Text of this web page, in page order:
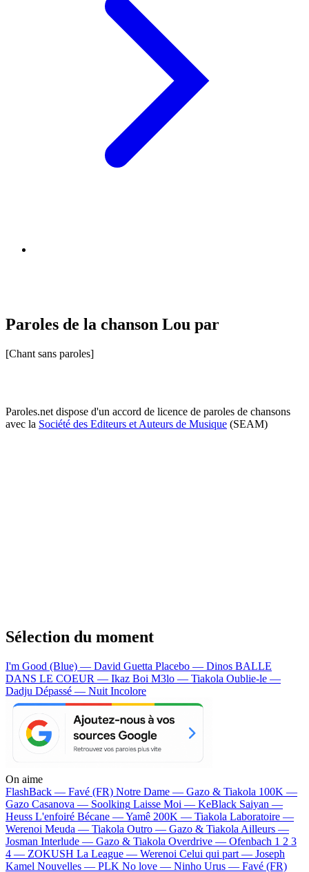
Paroles de la chanson Lou par
[Chant sans paroles]
Paroles.net dispose d'un accord de licence de paroles de chansons
avec la Société des Editeurs et Auteurs de Musique (SEAM)
Sélection du moment
I'm Good (Blue) — David Guetta Placebo — Dinos BALLE
DANS LE COEUR — Ikaz Boi M3lo — Tiakola Oublie-le —
Dadju Dépassé — Nuit Incolore
On aime
FlashBack — Favé (FR) Notre Dame — Gazo & Tiakola 100K —
Gazo Casanova — Soolking Laisse Moi — KeBlack Saiyan —
Heuss L'enfoiré Bécane —Yamê 200K — Tiakola Laboratoire —
Werenoi Meuda — Tiakola Outro — Gazo & Tiakola Ailleurs —
Josman Interlude — Gazo & Tiakola Overdrive — Ofenbach 1 2 3
4 — ZOKUSH La League — Werenoi Celui qui part — Joseph
Kamel Nouvelles — PLK No love — Ninho Urus — Favé (FR)